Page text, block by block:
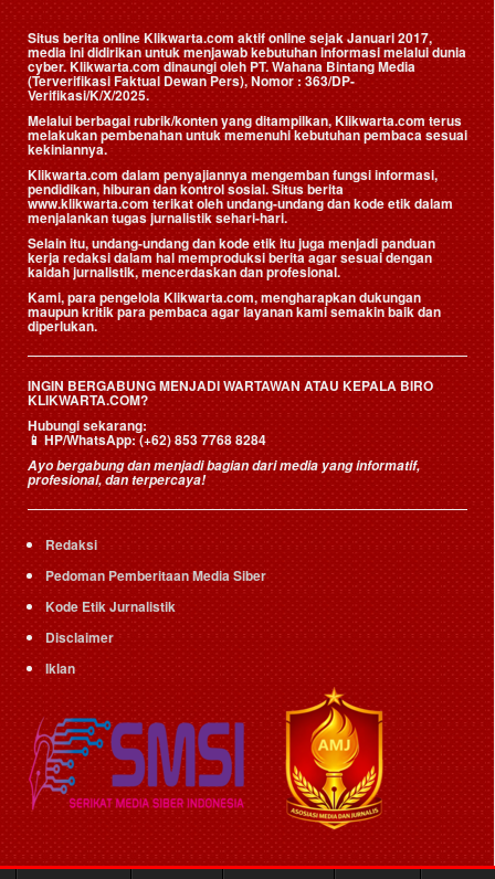
Situs berita online Klikwarta.com aktif online sejak Januari 2017,
media ini didirikan untuk menjawab kebutuhan informasi melalui dunia
cyber. Klikwarta.com dinaungi oleh PT. Wahana Bintang Media
(Terverifikasi Faktual Dewan Pers), Nomor : 363/DP-
Verifikasi/K/X/2025.
Melalui berbagai rubrik/konten yang ditampilkan, Klikwarta.com terus
melakukan pembenahan untuk memenuhi kebutuhan pembaca sesuai
kekiniannya.
Klikwarta.com dalam penyajiannya mengemban fungsi informasi,
pendidikan, hiburan dan kontrol sosial. Situs berita
www.klikwarta.com terikat oleh undang-undang dan kode etik dalam
menjalankan tugas jurnalistik sehari-hari.
Selain itu, undang-undang dan kode etik itu juga menjadi panduan
kerja redaksi dalam hal memproduksi berita agar sesuai dengan
kaidah jurnalistik, mencerdaskan dan profesional.
Kami, para pengelola Klikwarta.com, mengharapkan dukungan
maupun kritik para pembaca agar layanan kami semakin baik dan
diperlukan.
INGIN BERGABUNG MENJADI WARTAWAN ATAU KEPALA BIRO
KLIKWARTA.COM?
Hubungi sekarang:
📱HP/WhatsApp:(+62) 853 7768 8284
Ayo bergabung dan menjadi bagian dari media yang informatif,
profesional, dan terpercaya!
Redaksi
Pedoman Pemberitaan Media Siber
Kode Etik Jurnalistik
Disclaimer
Iklan